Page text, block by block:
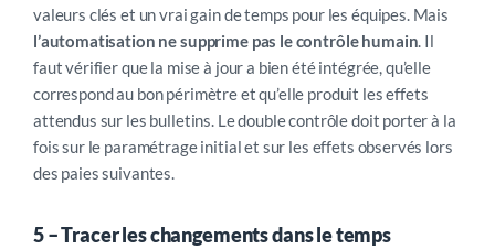
valeurs clés et un vrai gain de temps pour les équipes.Mais
l’automatisation ne supprime pas le contrôle humain. Il
faut vérifier que la mise à jour a bien été intégrée, qu’elle
correspond au bon périmètre et qu’elle produit les effets
attendus sur les bulletins. Le double contrôle doit porter à la
fois sur le paramétrage initial et sur les effets observés lors
des paies suivantes.
5 –Tracer les changements dans le temps